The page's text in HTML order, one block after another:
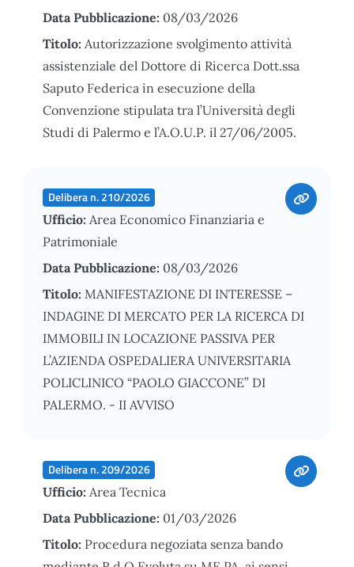
Data Pubblicazione: 08/03/2026
Titolo: Autorizzazione svolgimento attività
assistenziale del Dottore di Ricerca Dott.ssa
Saputo Federica in esecuzione della
Convenzione stipulata tra l’Università degli
Studi di Palermo e l’A.O.U.P. il 27/06/2005.
Delibera n. 210/2026
Ufficio: Area Economico Finanziaria e
Patrimoniale
Data Pubblicazione: 08/03/2026
Titolo: MANIFESTAZIONE DI INTERESSE –
INDAGINE DI MERCATO PER LA RICERCA DI
IMMOBILI IN LOCAZIONE PASSIVA PER
L’AZIENDA OSPEDALIERA UNIVERSITARIA
POLICLINICO “PAOLO GIACCONE” DI
PALERMO. - II AVVISO
Delibera n. 209/2026
Ufficio: Area Tecnica
Data Pubblicazione: 01/03/2026
Titolo: Procedura negoziata senza bando